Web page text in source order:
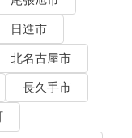
日進市
北名古屋市
長久手市